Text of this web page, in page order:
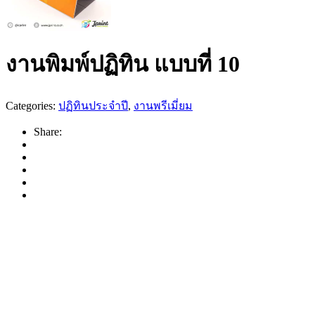
งานพิมพ์ปฏิทิน แบบที่ 10
Categories: ปฏิทินประจำปี, งานพรีเมี่ยม
Share: